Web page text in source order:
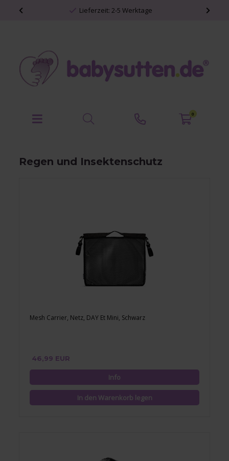
Lieferzeit: 2-5 Werktage
0
Regen und Insektenschutz
Mesh Carrier, Netz, DAY Et Mini, Schwarz
46,99 EUR